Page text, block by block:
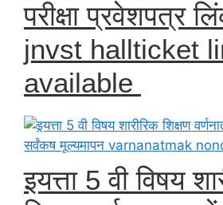
परीक्षा प्रवेशपत्र
jnvst hallticket
available
इयत्ता 5 वी विषय